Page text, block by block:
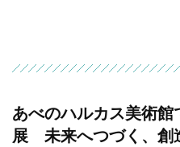
あべのハルカス美術
展 未来へつづく、創